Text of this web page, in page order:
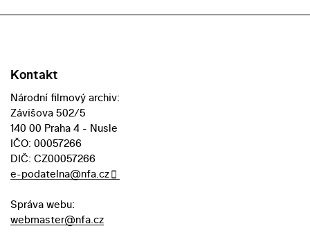
Kontakt
Národní filmový archiv:
Závišova 502/5
140 00 Praha 4 - Nusle
IČO: 00057266
DIČ: CZ00057266
e-podatelna@nfa.cz
Správa webu:
webmaster@nfa.cz